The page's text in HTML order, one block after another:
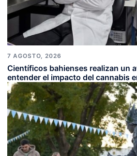
7 AGOSTO, 2026
Científicos bahienses realizan un
entender el impacto del cannabis